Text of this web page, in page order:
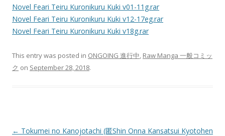
Novel Feari Teiru Kuronikuru Kuki v01-11g.rar
Novel Feari Teiru Kuronikuru Kuki v12-17eg.rar
Novel Feari Teiru Kuronikuru Kuki v18g.rar
This entry was posted in ONGOING 進行中, Raw Manga 一般コミッ
ク on September 28, 2018.
Post
← Tokumei no Kanojotachi (匿Shin Onna Kansatsui Kyotohen